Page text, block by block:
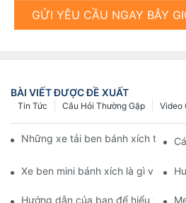
GỬI YÊU CẦU NGAY BÂY
BÀI VIẾT ĐƯỢC ĐỀ XUẤT
Video
Câu Hỏi Thường Gặp
Tin Tức
Những xe tải ben bánh xích tốt
Xe ben mini bánh xích là gì và
Hướng dẫn của bạn để hiểu về